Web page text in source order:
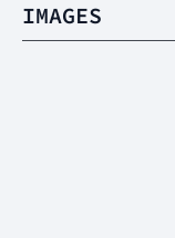
IMAGES